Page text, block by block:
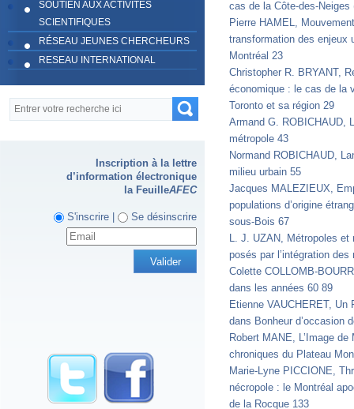
SOUTIEN AUX ACTIVITÉS
SCIENTIFIQUES
RÉSEAU JEUNES CHERCHEURS
RESEAU INTERNATIONAL
Formulaire de recherche
Recherche
Inscription à la lettre
d’information électronique
la FeuilleAFEC
S'inscrire | Se désinscrire
cas de la Côte-des-Neiges
Pierre HAMEL,
transformation des enjeux
Montréal 23
Christopher R. BRYANT,
économique : le cas de la
Toronto et sa région 29
Armand G. ROBICHAUD,
métropole 43
Normand ROBICHAUD,
milieu urbain 55
Jacques MALEZIEUX,
populations d’origine
sous-Bois 67
L. J. UZAN, Métropoles
posés par l’intégration
Colette COLLOMB-
dans les années 60 89
Etienne VAUCHERET, Un
dans Bonheur d’occasion
Robert MANE, L’Image
chroniques du Plateau
Marie-Lyne PICCIONE,
nécropole : le Montréal
de la Rocque 133